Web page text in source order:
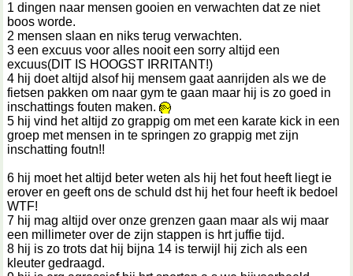
1 dingen naar mensen gooien en verwachten dat ze niet
boos worde.
2 mensen slaan en niks terug verwachten.
3 een excuus voor alles nooit een sorry altijd een
excuus(DIT IS HOOGST IRRITANT!)
4 hij doet altijd alsof hij mensem gaat aanrijden als we de
fietsen pakken om naar gym te gaan maar hij is zo goed in
inschattings fouten maken.
5 hij vind het altijd zo grappig om met een karate kick in een
groep met mensen in te springen zo grappig met zijn
inschatting foutn!!
6 hij moet het altijd beter weten als hij het fout heeft liegt ie
erover en geeft ons de schuld dst hij het four heeft ik bedoel
WTF!
7 hij mag altijd over onze grenzen gaan maar als wij maar
een millimeter over de zijn stappen is hrt juffie tijd.
8 hij is zo trots dat hij bijna 14 is terwijl hij zich als een
kleuter gedraagd.